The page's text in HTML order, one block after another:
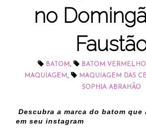
no
BATOM BATOM VERMELHO
MAQUIAGEM MAQUIAGEM DAS
SOPHIA ABRAHÃO
Descubra a marca do batom
em seu instagram